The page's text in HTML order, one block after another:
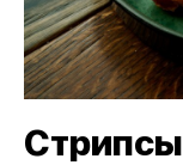
Стрипсы